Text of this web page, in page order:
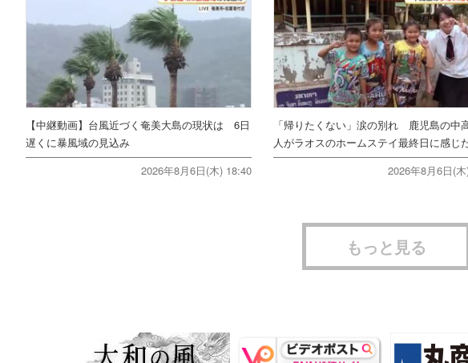
【中継動画】台風近づく奄美大島の現状は 6日
遅くに暴風域の見込み
2026年8月6日(木) 18:40
「帰りたくない」涙の別れ 鹿児島の中
人がラオスのホームステイ最終日に感じ
2026年8月6日(
もっと見る